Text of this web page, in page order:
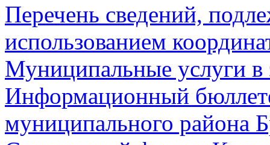
Перечень сведений,
использованием
Муниципальные услуги в
Информационный
муниципального района